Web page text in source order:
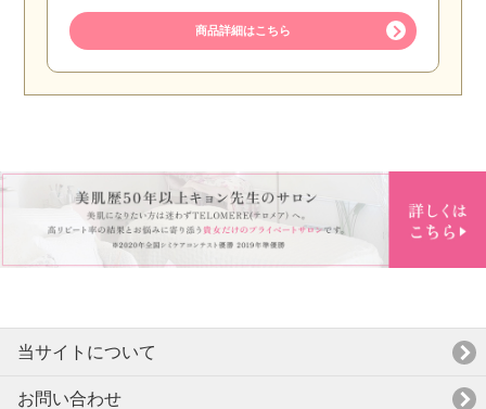
商品詳細はこちら
当サイトについて
お問い合わせ